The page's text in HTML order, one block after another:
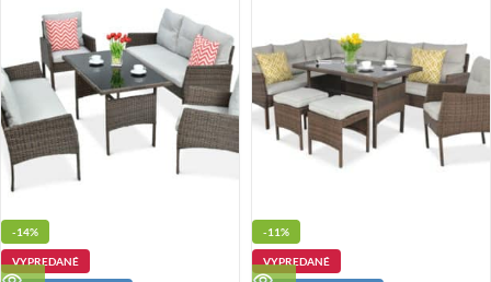
-14%
VYPREDANÉ
-11%
VYPREDANÉ